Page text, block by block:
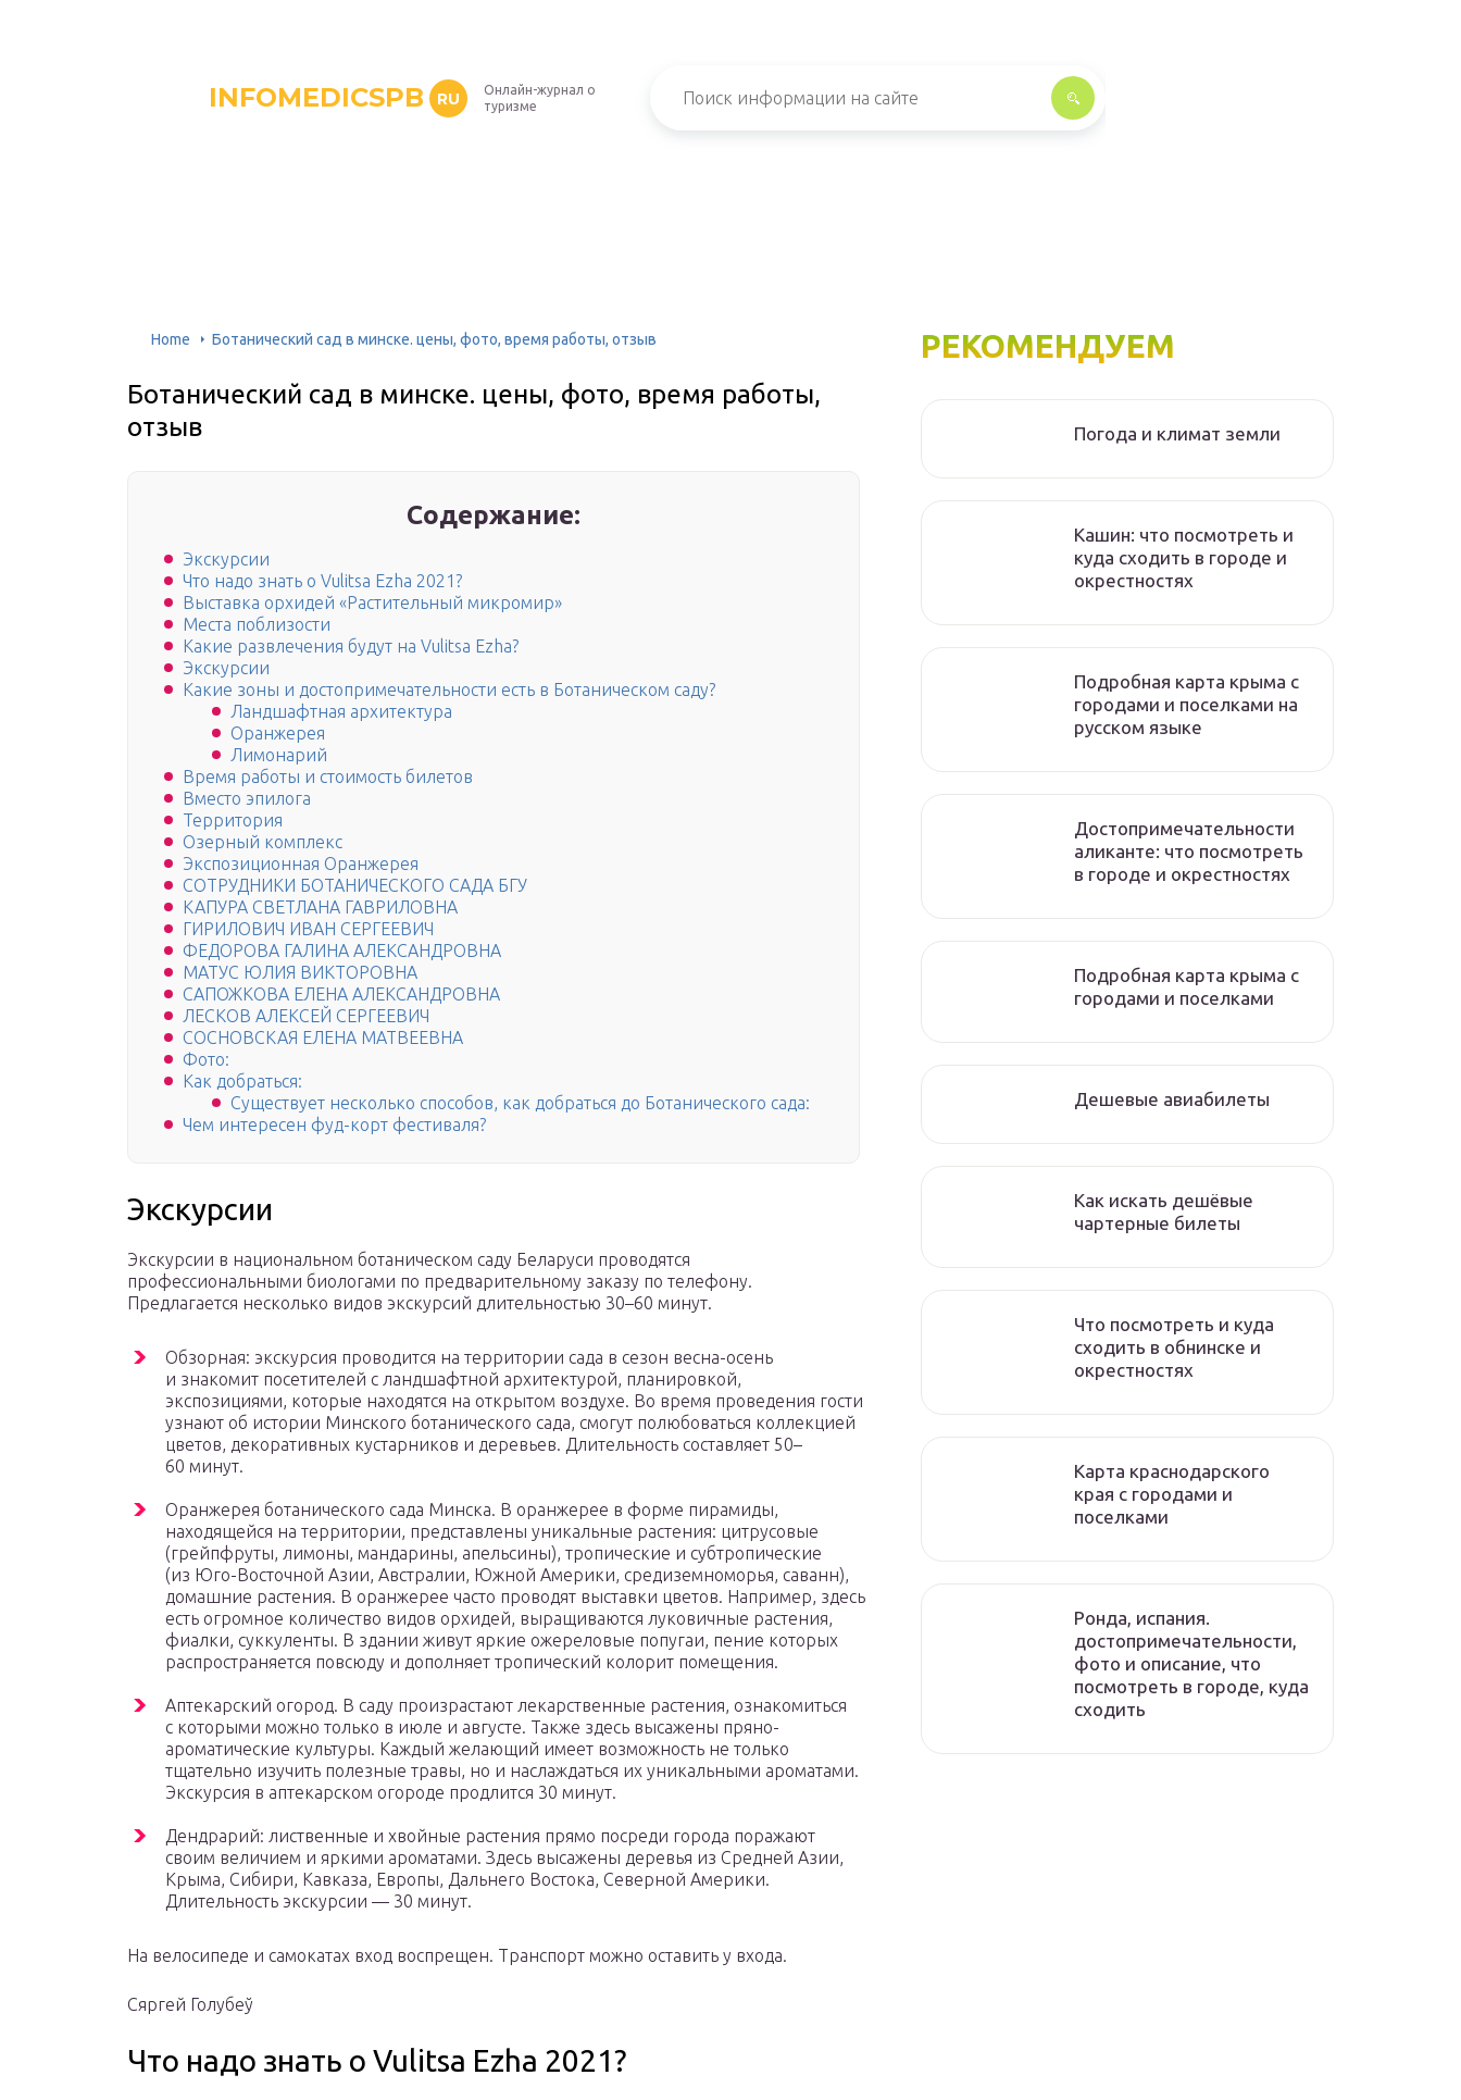
INFOMEDICSPB RU
Онлайн-журнал о
туризме
Home Ботанический сад в минске. цены, фото, время работы, отзыв
Ботанический сад в минске. цены, фото, время работы,
отзыв
Содержание:
Экскурсии
Что надо знать о Vulitsa Ezha 2021?
Выставка орхидей «Растительный микромир»
Места поблизости
Какие развлечения будут на Vulitsa Ezha?
Экскурсии
Какие зоны и достопримечательности есть в Ботаническом саду?
Ландшафтная архитектура
Оранжерея
Лимонарий
Время работы и стоимость билетов
Вместо эпилога
Территория
Озерный комплекс
Экспозиционная Оранжерея
СОТРУДНИКИ БОТАНИЧЕСКОГО САДА БГУ
КАПУРА СВЕТЛАНА ГАВРИЛОВНА
ГИРИЛОВИЧ ИВАН СЕРГЕЕВИЧ
ФЕДОРОВА ГАЛИНА АЛЕКСАНДРОВНА
МАТУС ЮЛИЯ ВИКТОРОВНА
САПОЖКОВА ЕЛЕНА АЛЕКСАНДРОВНА
ЛЕСКОВ АЛЕКСЕЙ СЕРГЕЕВИЧ
СОСНОВСКАЯ ЕЛЕНА МАТВЕЕВНА
Фото:
Как добраться:
Существует несколько способов, как добраться до Ботанического сада:
Чем интересен фуд-корт фестиваля?
Экскурсии
Экскурсии в национальном ботаническом саду Беларуси проводятся
профессиональными биологами по предварительному заказу по телефону.
Предлагается несколько видов экскурсий длительностью 30–60 минут.
Обзорная: экскурсия проводится на территории сада в сезон весна-осень
и знакомит посетителей с ландшафтной архитектурой, планировкой,
экспозициями, которые находятся на открытом воздухе. Во время проведения гости
узнают об истории Минского ботанического сада, смогут полюбоваться коллекцией
цветов, декоративных кустарников и деревьев. Длительность составляет 50–
60 минут.
Оранжерея ботанического сада Минска. В оранжерее в форме пирамиды,
находящейся на территории, представлены уникальные растения: цитрусовые
(грейпфруты, лимоны, мандарины, апельсины), тропические и субтропические
(из Юго-Восточной Азии, Австралии, Южной Америки, средиземноморья, саванн),
домашние растения. В оранжерее часто проводят выставки цветов. Например, здесь
есть огромное количество видов орхидей, выращиваются луковичные растения,
фиалки, суккуленты. В здании живут яркие ожереловые попугаи, пение которых
распространяется повсюду и дополняет тропический колорит помещения.
Аптекарский огород. В саду произрастают лекарственные растения, ознакомиться
с которыми можно только в июле и августе. Также здесь высажены пряно-
ароматические культуры. Каждый желающий имеет возможность не только
тщательно изучить полезные травы, но и наслаждаться их уникальными ароматами.
Экскурсия в аптекарском огороде продлится 30 минут.
Дендрарий: лиственные и хвойные растения прямо посреди города поражают
своим величием и яркими ароматами. Здесь высажены деревья из Средней Азии,
Крыма, Сибири, Кавказа, Европы, Дальнего Востока, Северной Америки.
Длительность экскурсии — 30 минут.
На велосипеде и самокатах вход воспрещен. Транспорт можно оставить у входа.
Сяргей Голубеў
Что надо знать о Vulitsa Ezha 2021?
РЕКОМЕНДУЕМ
Погода и климат земли
Кашин: что посмотреть и
куда сходить в городе и
окрестностях
Подробная карта крыма с
городами и поселками на
русском языке
Достопримечательности
аликанте: что посмотреть
в городе и окрестностях
Подробная карта крыма с
городами и поселками
Дешевые авиабилеты
Как искать дешёвые
чартерные билеты
Что посмотреть и куда
сходить в обнинске и
окрестностях
Карта краснодарского
края с городами и
поселками
Ронда, испания.
достопримечательности,
фото и описание, что
посмотреть в городе, куда
сходить